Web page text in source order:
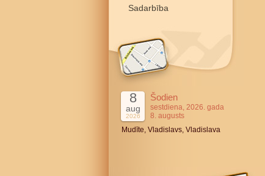
Sadarbība
8
aug
2026
Šodien
sestdiena, 2026. gada
8. augusts
Mudīte, Vladislavs, Vladislava